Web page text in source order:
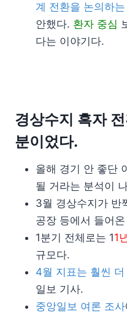
계 전환을 논의하
안했다. 환자 중심
다는 이야기다.
경상수지 흑자
분이었다.
올해 경기 안 좋단
될 거라는 분석이
3월 경상수지가 반
공장 등에서 들어
1분기 전체로는 11
규모다.
4월 지표는 훨씬
일보 기사.
중앙일보 여론 조사